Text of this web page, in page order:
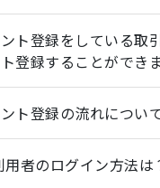
ト登録をしている取
登録することができ
ト登録の流れについ
者のログイン方法は